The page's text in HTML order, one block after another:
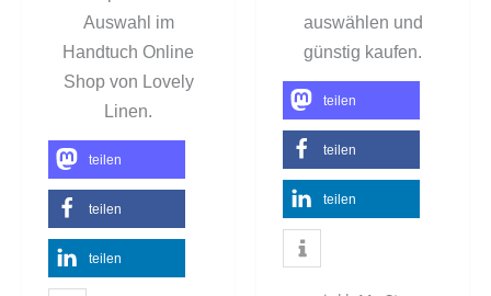
Auswahl im
Handtuch Online
Shop von Lovely
Linen.
teilen
teilen
teilen
auswählen und
günstig kaufen.
teilen
teilen
teilen